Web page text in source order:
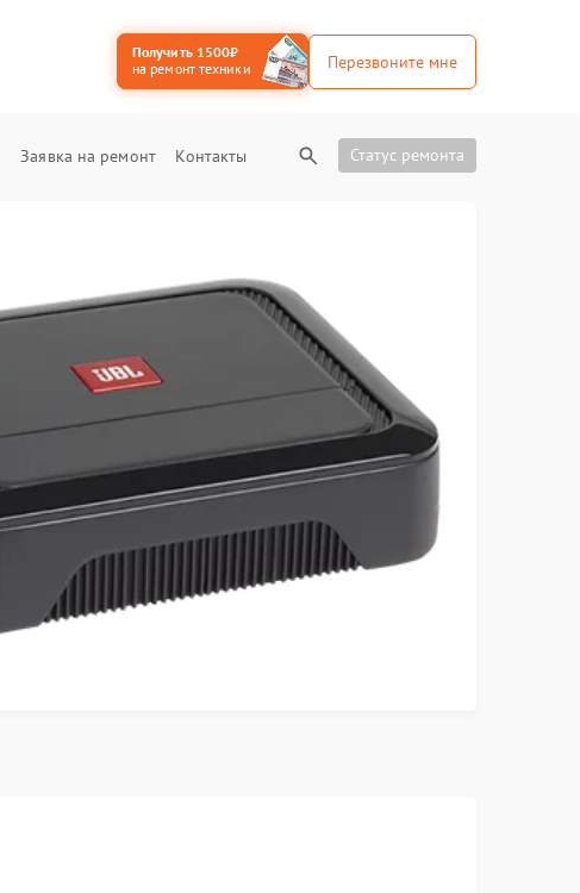
Получить 1500₽
на ремонт техники
Перезвоните мне
Заявка на ремонт Контакты Статус ремонта